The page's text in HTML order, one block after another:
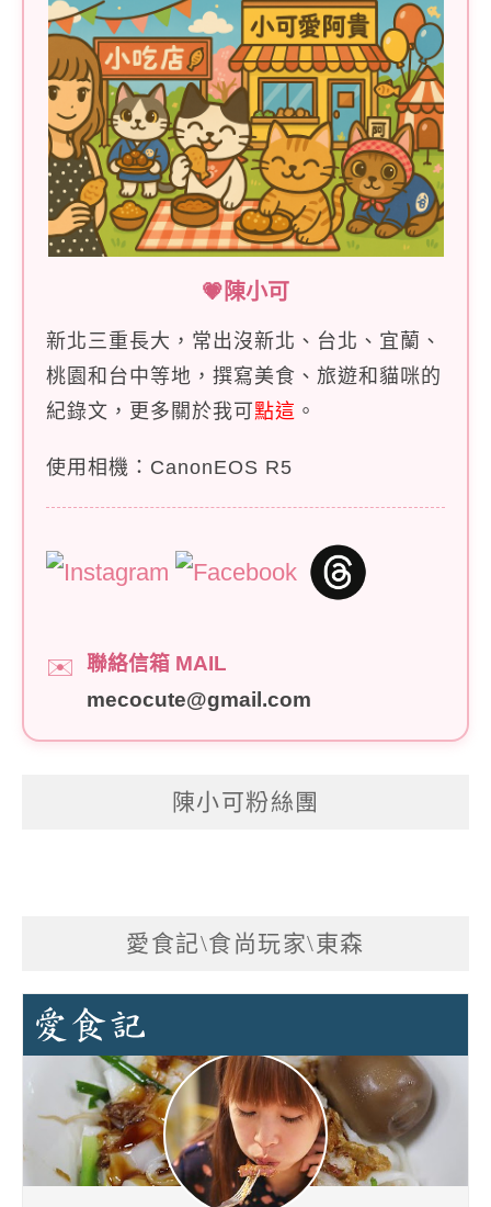
💗陳小可
新北三重長大，常出沒新北、台北、宜蘭、
桃園和台中等地，撰寫美食、旅遊和貓咪的
紀錄文，更多關於我可 點這 。
使用相機：CanonEOS R5
✉️
聯絡信箱 MAIL
mecocute@gmail.com
陳小可粉絲團
愛食記\食尚玩家\東森